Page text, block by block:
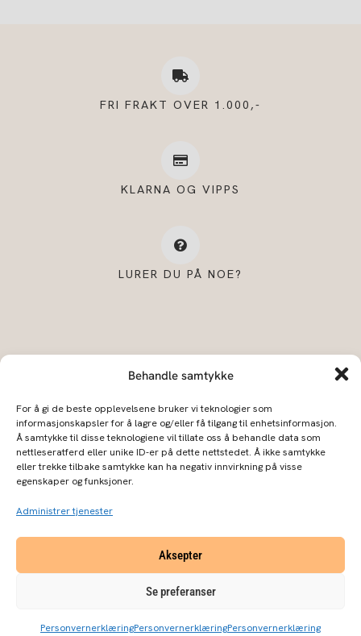
Behandle samtykke
For å gi de beste opplevelsene bruker vi teknologier som
informasjonskapsler for å lagre og/eller få tilgang til enhetsinformasjon.
Å samtykke til disse teknologiene vil tillate oss å behandle data som
nettleseratferd eller unike ID-er på dette nettstedet. Å ikke samtykke
eller trekke tilbake samtykke kan ha negativ innvirkning på visse
egenskaper og funksjoner.
Administrer tjenester
Aksepter
Se preferanser
PersonvernerklæringPersonvernerklæringPersonvernerklæring
FRI FRAKT OVER 1.000,-
KLARNA OG VIPPS
LURER DU PÅ NOE?
BLOGG Forhandlere Kontakt oss
Kjøpsbetingelser
n
s
t
a
a
e
b
© 2026 Ærlig by Walle